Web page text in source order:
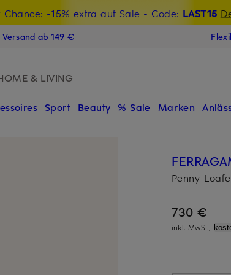
Chance: -15% extra auf Sale - Code: LAST15
Willkommensgutschein mit Beyond sichern
ab 149 €
& LIVING
Sport Beauty % Sale Marken
Penny-
730 €
inkl. MwSt.,